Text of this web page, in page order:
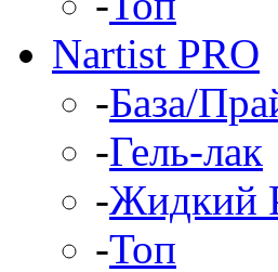
Nartist PRO
-База/
-Гель-лак
-Жидкий
-Топ